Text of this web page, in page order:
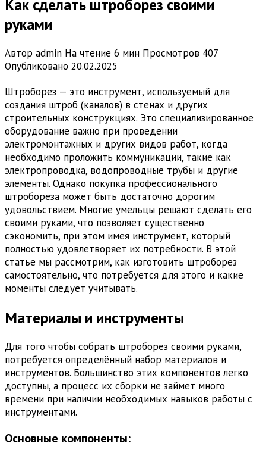
Как сделать штроборез своими
руками
Автор admin На чтение 6 мин Просмотров 407
Опубликовано 20.02.2025
Штроборез — это инструмент, используемый для
создания штроб (каналов) в стенах и других
строительных конструкциях. Это специализированное
оборудование важно при проведении
электромонтажных и других видов работ, когда
необходимо проложить коммуникации, такие как
электропроводка, водопроводные трубы и другие
элементы. Однако покупка профессионального
штробореза может быть достаточно дорогим
удовольствием. Многие умельцы решают сделать его
своими руками, что позволяет существенно
сэкономить, при этом имея инструмент, который
полностью удовлетворяет их потребности. В этой
статье мы рассмотрим, как изготовить штроборез
самостоятельно, что потребуется для этого и какие
моменты следует учитывать.
Материалы и инструменты
Для того чтобы собрать штроборез своими руками,
потребуется определённый набор материалов и
инструментов. Большинство этих компонентов легко
доступны, а процесс их сборки не займет много
времени при наличии необходимых навыков работы с
инструментами.
Основные компоненты: